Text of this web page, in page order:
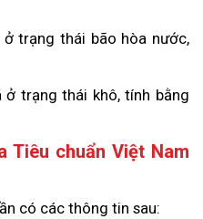
trạng thái bão hòa nước,
ở trạng thái khô, tính bằng
Tiêu chuẩn Việt Nam
có các thông tin sau: